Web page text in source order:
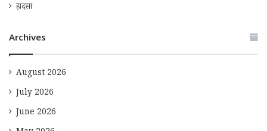
हादसा
Archives
August 2026
July 2026
June 2026